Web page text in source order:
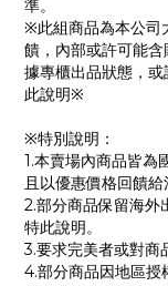
準。
※此組商品為本公司
饋，內部或許可能
據專櫃出品狀態，
此說明※
※特別說明：
1.本賣場內商品皆為
且以優惠價格回饋給
2.部分商品保留海外
特此說明。
3.要求完美者或對商
4.部分商品因地區